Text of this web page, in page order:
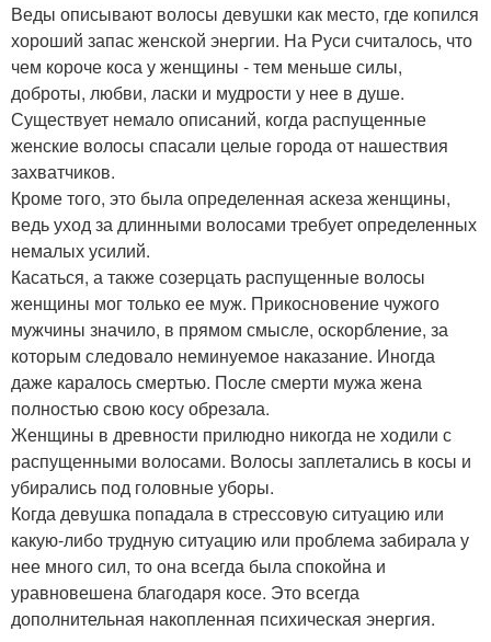
Веды описывают волосы девушки как место, где копился
хороший запас женской энергии. На Руси считалось, что
чем короче коса у женщины - тем меньше силы,
доброты, любви, ласки и мудрости у нее в душе.
Существует немало описаний, когда распущенные
женские волосы спасали целые города от нашествия
захватчиков.
Кроме того, это была определенная аскеза женщины,
ведь уход за длинными волосами требует определенных
немалых усилий.
Касаться, а также созерцать распущенные волосы
женщины мог только ее муж. Прикосновение чужого
мужчины значило, в прямом смысле, оскорбление, за
которым следовало неминуемое наказание. Иногда
даже каралось смертью. После смерти мужа жена
полностью свою косу обрезала.
Женщины в древности прилюдно никогда не ходили с
распущенными волосами. Волосы заплетались в косы и
убирались под головные уборы.
Когда девушка попадала в стрессовую ситуацию или
какую-либо трудную ситуацию или проблема забирала у
нее много сил, то она всегда была спокойна и
уравновешена благодаря косе. Это всегда
дополнительная накопленная психическая энергия.